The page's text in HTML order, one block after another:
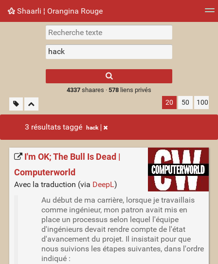
Shaarli ¦ Orangina Rouge
Nuage de tags Mur d'images
results.
4337shaares · 578liens privés
20 50 100
3 résultats taggé hack
I'm OK; The Bull Is Dead |
Computerworld
Avec la traduction (via DeepL)
Au début de ma carrière, lorsque je travaillais
comme ingénieur, mon patron avait mis en
place un processus selon lequel l'équipe
d'ingénieurs devait rendre compte de l'état
d'avancement du projet. Il insistait pour que
nous suivions les étapes suivantes, dans l'ordre
indiqué :